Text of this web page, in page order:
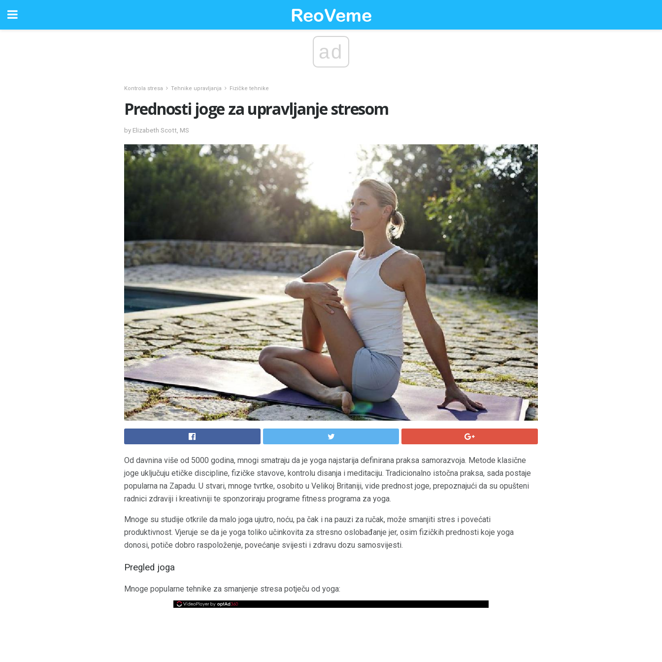
ad
Kontrola stresa Tehnike upravljanja Fizičke tehnike
Prednosti joge za upravljanje stresom
by Elizabeth Scott, MS
Od davnina više od 5000 godina, mnogi smatraju da je yoga najstarija definirana praksa samorazvoja. Metode klasične
joge uključuju etičke discipline, fizičke stavove, kontrolu disanja i meditaciju. Tradicionalno istočna praksa, sada postaje
popularna na Zapadu. U stvari, mnoge tvrtke, osobito u Velikoj Britaniji, vide prednost joge, prepoznajući da su opušteni
radnici zdraviji i kreativniji te sponzoriraju programe fitness programa za yoga.
Mnoge su studije otkrile da malo joga ujutro, noću, pa čak i na pauzi za ručak, može smanjiti stres i povećati
produktivnost. Vjeruje se da je yoga toliko učinkovita za stresno oslobađanje jer, osim fizičkih prednosti koje yoga
donosi, potiče dobro raspoloženje, povećanje svijesti i zdravu dozu samosvijesti.
Pregled joga
Mnoge popularne tehnike za smanjenje stresa potječu od yoga: